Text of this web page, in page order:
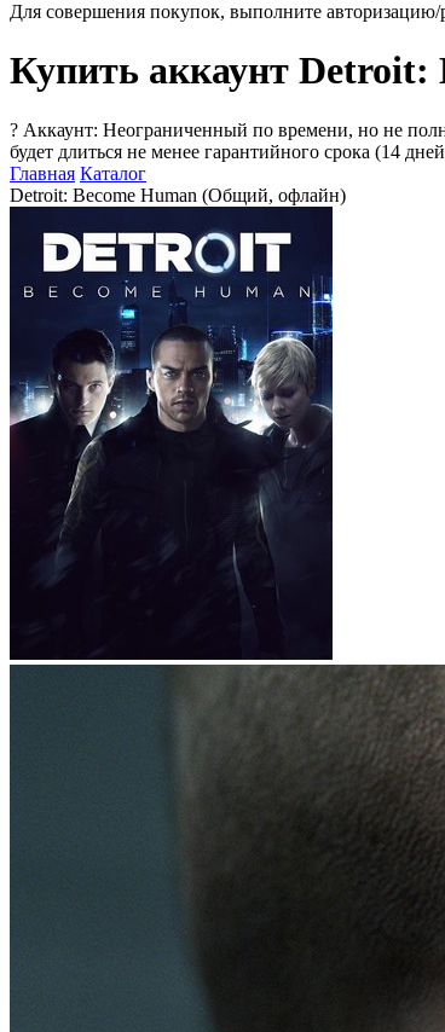
Для совершения покупок, выполните авторизацию/
Купить аккаунт
? Аккаунт: Неограниченный по времени, но не
будет длиться не менее гарантийного срока (14
Главная Каталог
Detroit: Become Human (Общий, офлайн)